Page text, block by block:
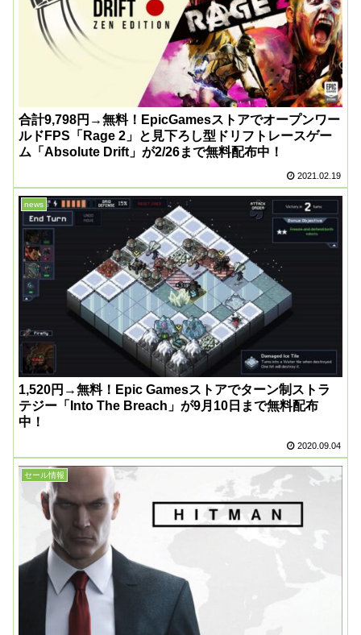
合計9,798円→無料！EpicGamesストアでオープンワー
ルドFPS「Rage 2」と見下ろし型ドリフトレースゲー
ム「Absolute Drift」が2/26まで無料配布中！
2021.02.19
news
1,520円→無料！Epic Gamesストアでターン制ストラ
テジー「Into The Breach」が9月10日まで無料配布
中！
2020.09.04
セール情報